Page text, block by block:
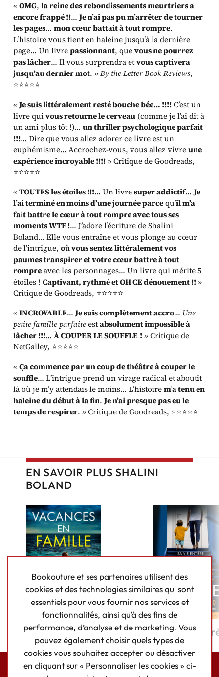
«OMG,la reine des rebondissements meurtriers a
encore frappé !!…Je n’ai pas pu m’arrêter de tourner
les pages…mon cœur battait à tout rompre.
L’histoire vous tient en haleine jusqu’à la dernière
page… Un livrepassionnant, quevous ne pourrez
pas lâcher… Il vous surprendra etvous captivera
jusqu’au dernier mot. »By the Letter Book Reviews,
⭐⭐⭐⭐⭐
«Je suis littéralement resté bouche bée… !!!!C’est un
livre quivous retourne le cerveau (comme je l’ai dit à
un ami plus tôt !)…un thriller psychologique parfait
!!!… Dire que vous allez adorer ce livre est un
euphémisme… Accrochez-vous, vous allez vivreune
expérience incroyable !!!!» Critique de Goodreads,
⭐⭐⭐⭐⭐
«TOUTES les étoiles !!!… Un livresuper addictif…Je
l’ai terminé en moins d’une journée parcequ’il m’a
fait battre le cœur à tout rompre avec tous ses
moments WTF !… J’adore l’écriture de Shalini
Boland… Elle vous entraîne et vous plonge au cœur
de l’intrigue,où vous sentez littéralement vos
paumes transpirer et votre cœur battre à tout
rompreavec les personnages… Un livre qui mérite 5
étoiles !Captivant, rythmé et OH CE dénouement !!»
Critique de Goodreads, ⭐⭐⭐⭐⭐
«INCROYABLE…Je suis complètement accro… Une
petite famille parfaiteestabsolument impossible à
lâcher !!!…À COUPER LE SOUFFLE !» Critique de
NetGalley, ⭐⭐⭐⭐⭐
«Ça commence par un coup de théâtre à couper le
souffle… L’intrigue prend un virage radical et aboutit
là où je m’y attendais le moins… L’histoirem’a tenu en
haleine du début à la fin.Je n’ai presque pas eu le
temps de respirer. » Critique de Goodreads, ⭐⭐⭐⭐⭐
EN SAVOIR PLUS SHALINI
BOLAND
Vacances en famille La Mère
Bookouture et ses partenaires utilisent des
cookies et des technologies similaires qui sont
essentiels pour vous fournir nos services et
fonctionnalités, ainsi qu’à des fins de
performance, d’analyse et de marketing. Vous
pouvez également choisir quels types de
cookies vous souhaitez accepter ou désactiver
en cliquant sur « Personnaliser les cookies » ci-